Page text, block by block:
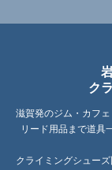
ク
滋賀発のジム・カフ
リード用品まで道具
クライミングシュー